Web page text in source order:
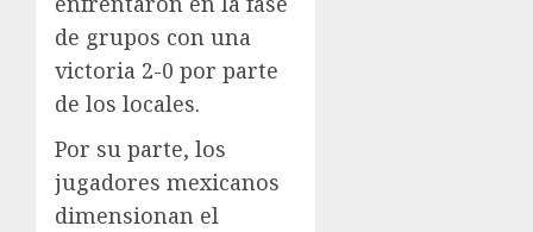
de grupos con una
victoria 2-0 por parte
de los locales.
Por su parte, los
jugadores mexicanos
dimensionan el